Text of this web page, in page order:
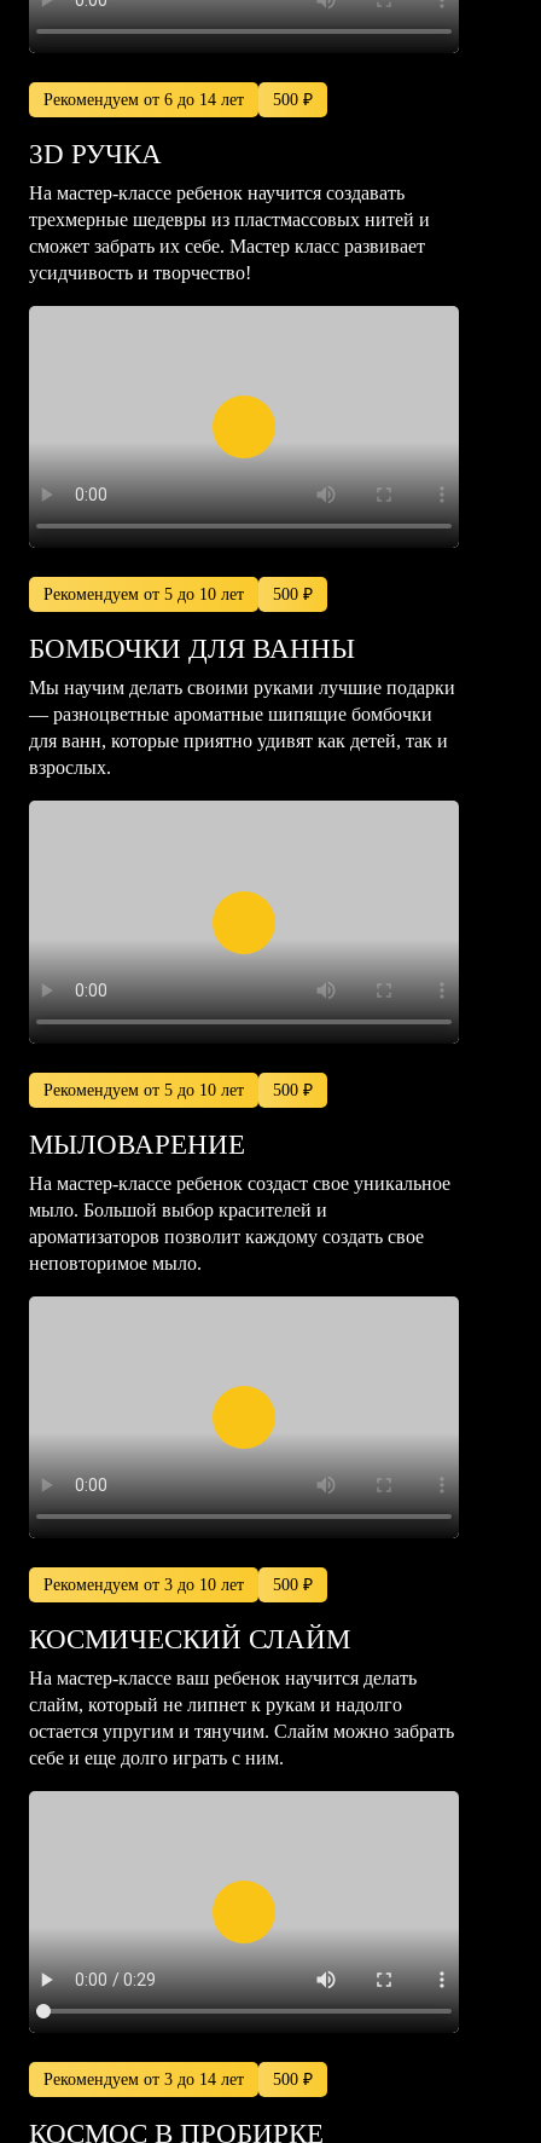
Рекомендуем от 6 до 14 лет 500 ₽
3D РУЧКА
На мастер-классе ребенок научится создавать
трехмерные шедевры из пластмассовых нитей и
сможет забрать их себе. Мастер класс развивает
усидчивость и творчество!
Рекомендуем от 5 до 10 лет 500 ₽
БОМБОЧКИ ДЛЯ ВАННЫ
Мы научим делать своими руками лучшие подарки
— разноцветные ароматные шипящие бомбочки
для ванн, которые приятно удивят как детей, так и
взрослых.
Рекомендуем от 5 до 10 лет 500 ₽
МЫЛОВАРЕНИЕ
На мастер-классе ребенок создаст свое уникальное
мыло. Большой выбор красителей и
ароматизаторов позволит каждому создать свое
неповторимое мыло.
Рекомендуем от 3 до 10 лет 500 ₽
КОСМИЧЕСКИЙ СЛАЙМ
На мастер-классе ваш ребенок научится делать
слайм, который не липнет к рукам и надолго
остается упругим и тянучим. Слайм можно забрать
себе и еще долго играть с ним.
Рекомендуем от 3 до 14 лет 500 ₽
КОСМОС В ПРОБИРКЕ